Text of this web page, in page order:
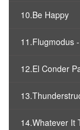
10.Be Happy
11.Flugmodus
12.El Conder
14.Whatever It